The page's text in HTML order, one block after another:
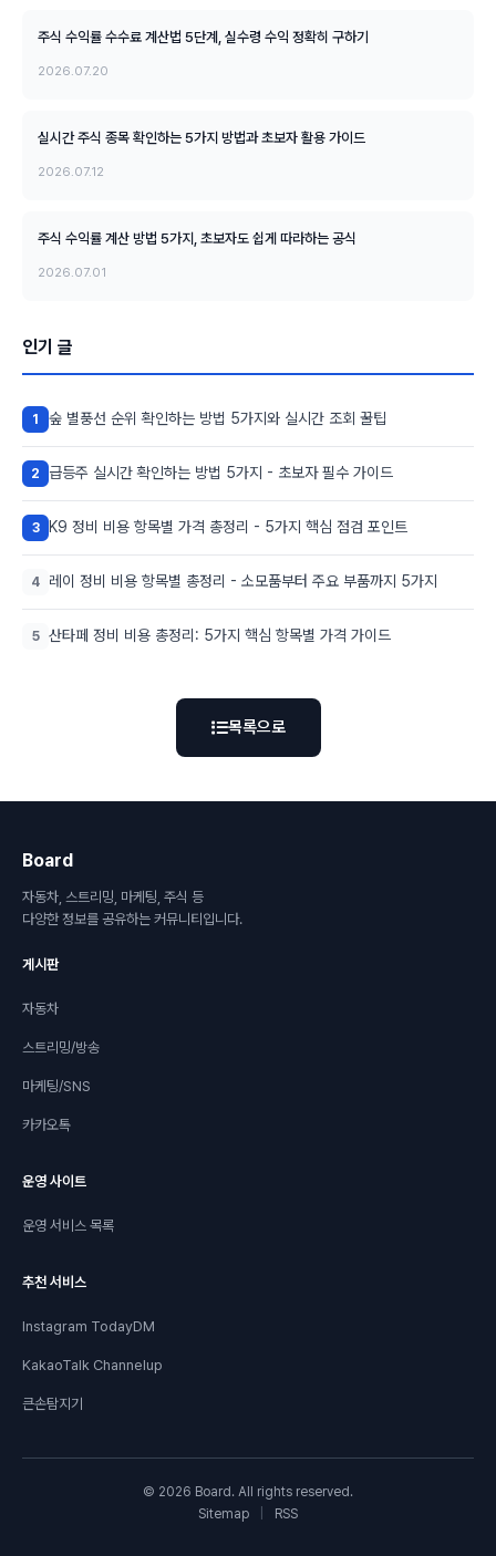
주식 수익률 수수료 계산법 5단계, 실수령 수익 정확히 구하기
2026.07.20
실시간 주식 종목 확인하는 5가지 방법과 초보자 활용 가이드
2026.07.12
주식 수익률 계산 방법 5가지, 초보자도 쉽게 따라하는 공식
2026.07.01
인기 글
1 숲 별풍선 순위 확인하는 방법 5가지와 실시간 조회 꿀팁
2 급등주 실시간 확인하는 방법 5가지 - 초보자 필수 가이드
3 K9 정비 비용 항목별 가격 총정리 - 5가지 핵심 점검 포인트
4 레이 정비 비용 항목별 총정리 - 소모품부터 주요 부품까지 5가지
5 산타페 정비 비용 총정리: 5가지 핵심 항목별 가격 가이드
목록으로
Board
자동차, 스트리밍, 마케팅, 주식 등
다양한 정보를 공유하는 커뮤니티입니다.
게시판
자동차
스트리밍/방송
마케팅/SNS
카카오톡
운영 사이트
운영 서비스 목록
추천 서비스
Instagram TodayDM
KakaoTalk Channelup
큰손탐지기
© 2026 Board. All rights reserved.
Sitemap
RSS